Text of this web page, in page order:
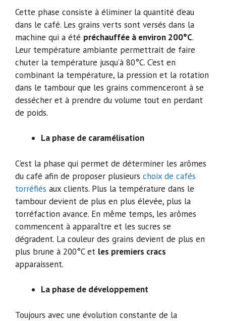
Cette phase consiste à éliminer la quantité d’eau
dans le café. Les grains verts sont versés dans la
machine qui a été préchauffée à environ 200°C.
Leur température ambiante permettrait de faire
chuter la température jusqu’à 80°C. C’est en
combinant la température, la pression et la rotation
dans le tambour que les grains commenceront à se
dessécher et à prendre du volume tout en perdant
de poids.
La phase de caramélisation
C’est la phase qui permet de déterminer les arômes
du café afin de proposer plusieurs choix de cafés
torréfiés aux clients. Plus la température dans le
tambour devient de plus en plus élevée, plus la
torréfaction avance. En même temps, les arômes
commencent à apparaître et les sucres se
dégradent. La couleur des grains devient de plus en
plus brune à 200°C et les premiers cracs
apparaissent.
La phase de développement
Toujours avec une évolution constante de la